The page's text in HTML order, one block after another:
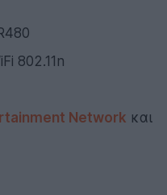
802.11n
Network και